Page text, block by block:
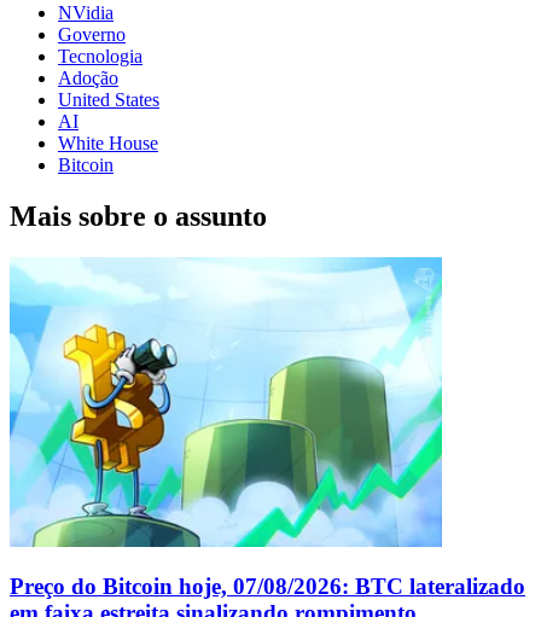
NVidia
Governo
Tecnologia
Adoção
United States
AI
White House
Bitcoin
Mais sobre o assunto
Preço do Bitcoin hoje, 07/08/2026: BTC lateralizado